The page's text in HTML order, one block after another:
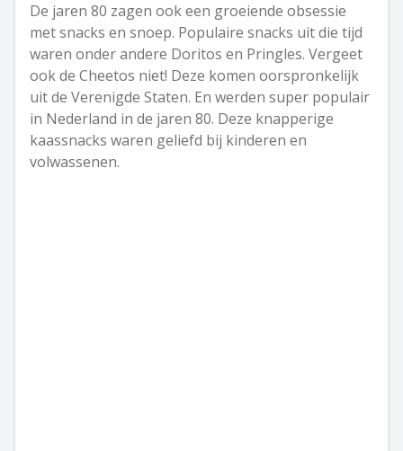
De jaren 80 zagen ook een groeiende obsessie
met snacks en snoep. Populaire snacks uit die tijd
waren onder andere Doritos en Pringles. Vergeet
ook de Cheetos niet! Deze komen oorspronkelijk
uit de Verenigde Staten. En werden super populair
in Nederland in de jaren 80. Deze knapperige
kaassnacks waren geliefd bij kinderen en
volwassenen.